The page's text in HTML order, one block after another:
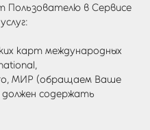
Пользователю в Сервисе
карт международных
МИР (обращаем Ваше
содержать